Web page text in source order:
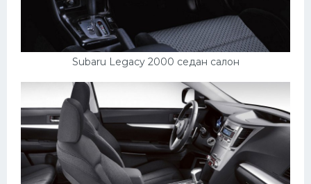
Subaru Legacy 2000 седан салон